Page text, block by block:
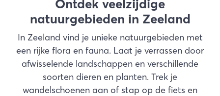
Zoek
Ontdek veelzijdige
natuurgebieden in Zeeland
In Zeeland vind je unieke natuurgebieden met
een rijke flora en fauna. Laat je verrassen door
afwisselende landschappen en verschillende
soorten dieren en planten. Trek je
wandelschoenen aan of stap op de fiets en